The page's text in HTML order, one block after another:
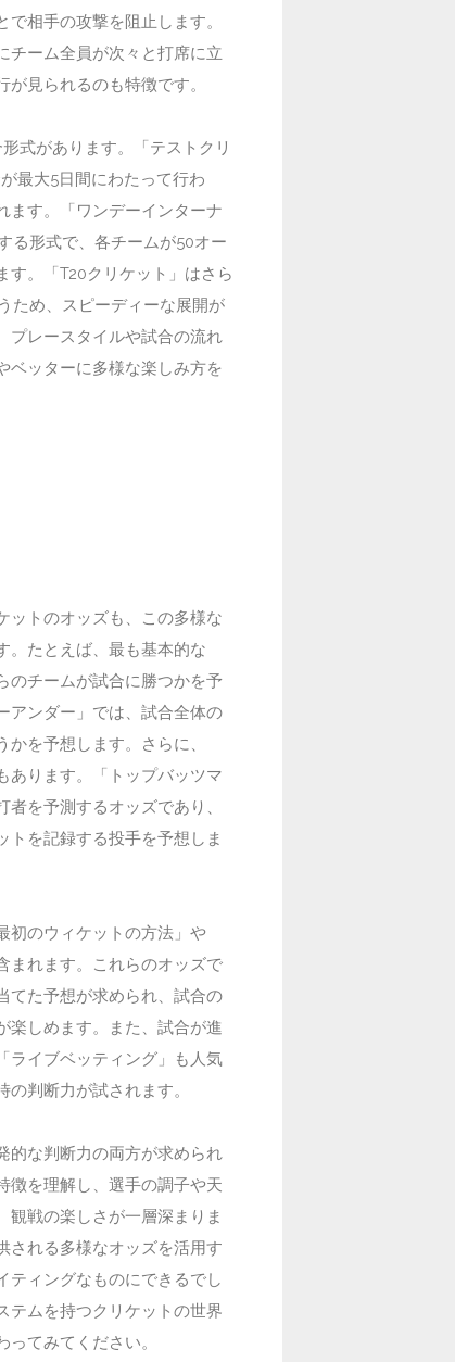
相手の攻撃を阻止します。
チーム全員が次々と打席に立
見られるのも特徴です。
式があります。「テストクリ
最大5日間にわたって行わ
ます。「ワンデーインターナ
る形式で、各チームが50オー
す。「T20クリケット」はさら
ため、スピーディーな展開が
プレースタイルや試合の流れ
ベッターに多様な楽しみ方を
ットのオッズも、この多様な
。たとえば、最も基本的な
のチームが試合に勝つかを予
アンダー」では、試合全体の
を予想します。さらに、
あります。「トップバッツマ
を予測するオッズであり、
トを記録する投手を予想しま
初のウィケットの方法」や
まれます。これらのオッズで
てた予想が求められ、試合の
楽しめます。また、試合が進
ライブベッティング」も人気
判断力が試されます。
的な判断力の両方が求められ
徴を理解し、選手の調子や天
観戦の楽しさが一層深まりま
される多様なオッズを活用す
ティングなものにできるでし
テムを持つクリケットの世界
てみてください。